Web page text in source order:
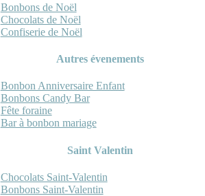
Bonbons de Noël
Chocolats de Noël
Confiserie de Noël
Autres évenements
Bonbon Anniversaire Enfant
Bonbons Candy Bar
Fête foraine
Bar à bonbon mariage
Saint Valentin
Chocolats Saint-Valentin
Bonbons Saint-Valentin